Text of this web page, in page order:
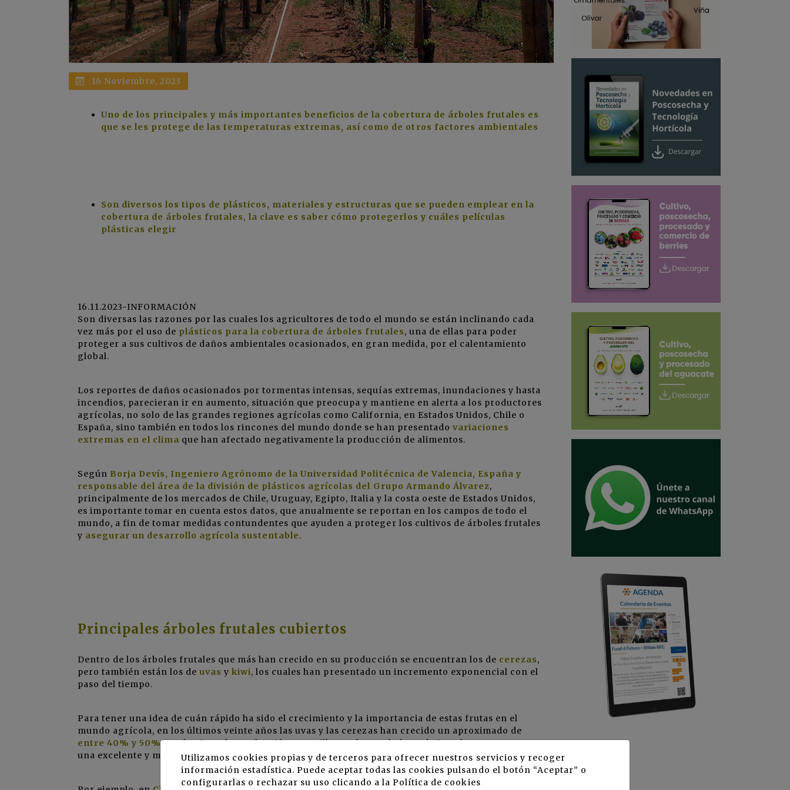
16 Noviembre, 2023
Uno de los principales y más importantes beneficios de la cobertura de árboles frutales es
que se les protege de las temperaturas extremas, así como de otros factores ambientales
Son diversos los tipos de plásticos, materiales y estructuras que se pueden emplear en la
cobertura de árboles frutales, la clave es saber cómo protegerlos y cuáles películas
plásticas elegir
16.11.2023-INFORMACIÓN
Son diversas las razones por las cuales los agricultores de todo el mundo se están inclinando cada
vez más por el uso de plásticos para la cobertura de árboles frutales, una de ellas para poder
proteger a sus cultivos de daños ambientales ocasionados, en gran medida, por el calentamiento
global.
Los reportes de daños ocasionados por tormentas intensas, sequías extremas, inundaciones y hasta
incendios, parecieran ir en aumento, situación que preocupa y mantiene en alerta a los productores
agrícolas, no solo de las grandes regiones agrícolas como California, en Estados Unidos, Chile o
España, sino también en todos los rincones del mundo donde se han presentado variaciones
extremas en el clima que han afectado negativamente la producción de alimentos.
Según Borja Devís, Ingeniero Agrónomo de la Universidad Politécnica de Valencia, España y
responsable del área de la división de plásticos agrícolas del Grupo Armando Álvarez,
principalmente de los mercados de Chile, Uruguay, Egipto, Italia y la costa oeste de Estados Unidos,
es importante tomar en cuenta estos datos, que anualmente se reportan en los campos de todo el
mundo, a fin de tomar medidas contundentes que ayuden a proteger los cultivos de árboles frutales
y asegurar un desarrollo agrícola sustentable.
Principales árboles frutales cubiertos
Dentro de los árboles frutales que más han crecido en su producción se encuentran los de cerezas,
pero también están los deuvas ykiwi, los cuales han presentado un incremento exponencial con el
paso del tiempo.
Para tener una idea de cuán rápido ha sido el crecimiento y la importancia de estas frutas en el
mundo agrícola, en los últimos veinte años las uvas y las cerezas han crecido un aproximado de
entre 40% y 50%en términos de producción por millones de toneladas métricas, lo que representa
una excelente y muy positiva cifra.Utilizamos cookies propias y de terceros para ofrecer nuestros servicios y recoger
información estadística. Puede aceptar todas las cookies pulsando el botón “Aceptar” o
configurarlas o rechazar su uso clicando a laPolítica de cookies